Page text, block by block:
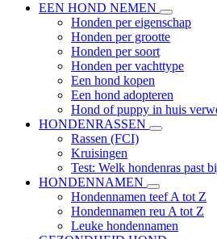
EEN HOND NEMEN
Honden per eigenschap
Honden per grootte
Honden per soort
Honden per vachttype
Een hond kopen
Een hond adopteren
Hond of puppy in huis
HONDENRASSEN
Rassen (FCI)
Kruisingen
Test: Welk hondenras past
HONDENNAMEN
Hondennamen teef A tot Z
Hondennamen reu A tot Z
Leuke hondennamen